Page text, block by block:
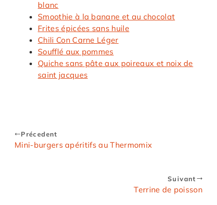
blanc
Smoothie à la banane et au chocolat
Frites épicées sans huile
Chili Con Carne Léger
Soufflé aux pommes
Quiche sans pâte aux poireaux et noix de
saint jacques
Précedent
Mini-burgers apéritifs au Thermomix
Suivant
Terrine de poisson